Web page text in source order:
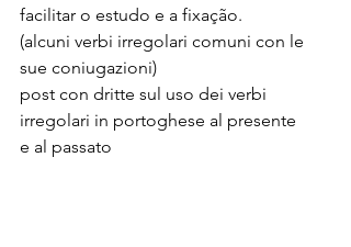
facilitar o estudo e a fixação.
(alcuni verbi irregolari comuni con le
sue coniugazioni)
post con dritte sul uso dei verbi
irregolari in portoghese al presente
e al passato